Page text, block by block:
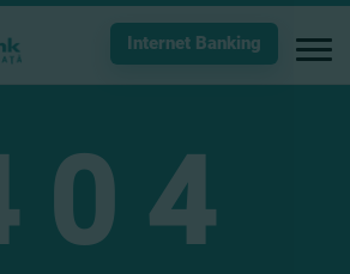
Internet Banking
0 4